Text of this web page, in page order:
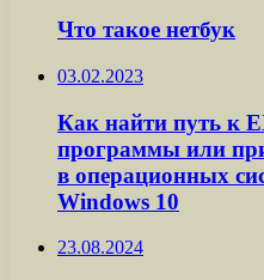
Что такое нетбук
03.02.2023
Как найти путь к
программы или
в операционных
Windows 10
23.08.2024